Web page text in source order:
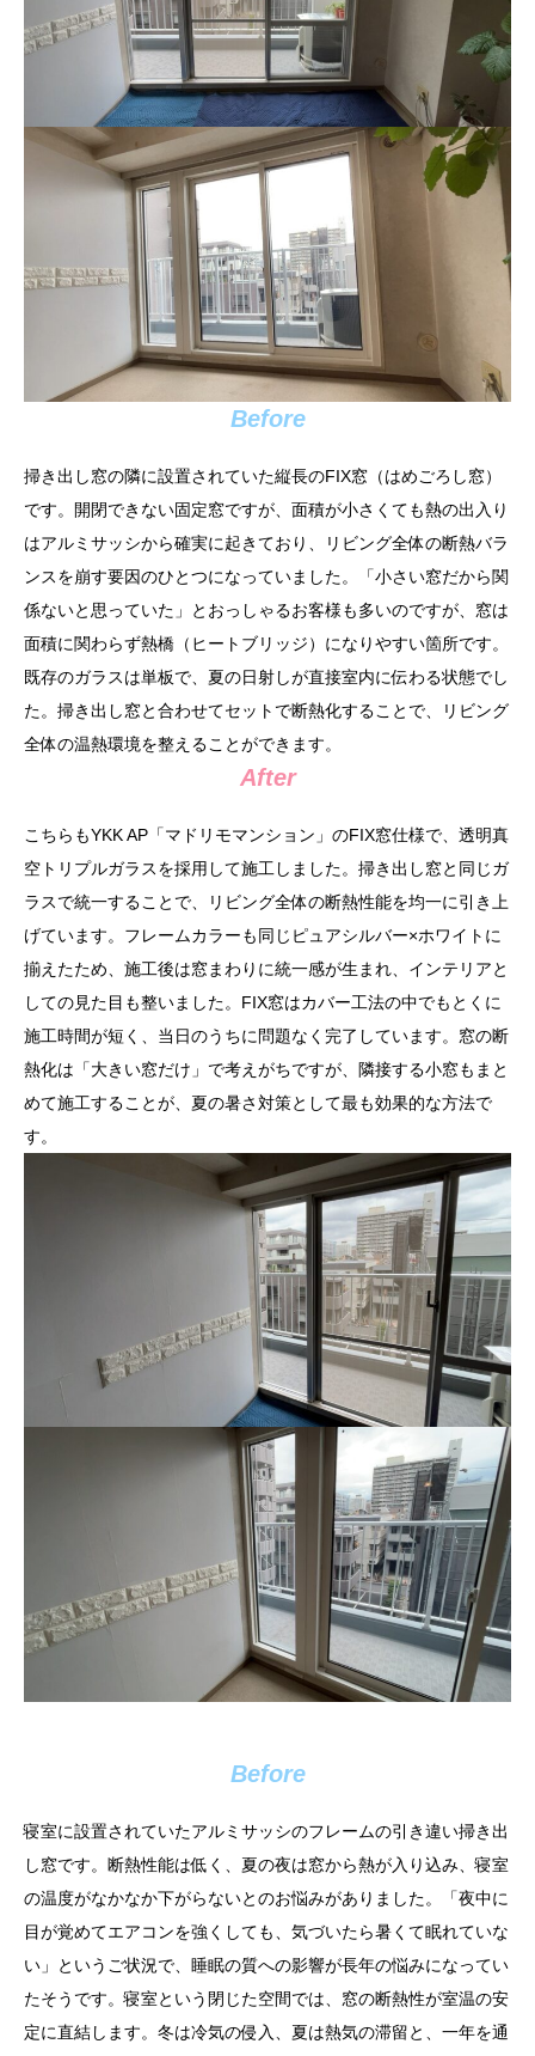
Before
掃き出し窓の隣に設置されていた縦長のFIX窓（はめごろし窓）
です。開閉できない固定窓ですが、面積が小さくても熱の出入り
はアルミサッシから確実に起きており、リビング全体の断熱バラ
ンスを崩す要因のひとつになっていました。「小さい窓だから関
係ないと思っていた」とおっしゃるお客様も多いのですが、窓は
面積に関わらず熱橋（ヒートブリッジ）になりやすい箇所です。
既存のガラスは単板で、夏の日射しが直接室内に伝わる状態でし
た。掃き出し窓と合わせてセットで断熱化することで、リビング
全体の温熱環境を整えることができます。
After
こちらもYKK AP「マドリモマンション」のFIX窓仕様で、透明真
空トリプルガラスを採用して施工しました。掃き出し窓と同じガ
ラスで統一することで、リビング全体の断熱性能を均一に引き上
げています。フレームカラーも同じピュアシルバー×ホワイトに
揃えたため、施工後は窓まわりに統一感が生まれ、インテリアと
しての見た目も整いました。FIX窓はカバー工法の中でもとくに
施工時間が短く、当日のうちに問題なく完了しています。窓の断
熱化は「大きい窓だけ」で考えがちですが、隣接する小窓もまと
めて施工することが、夏の暑さ対策として最も効果的な方法で
す。
Before
寝室に設置されていたアルミサッシのフレームの引き違い掃き出
し窓です。断熱性能は低く、夏の夜は窓から熱が入り込み、寝室
の温度がなかなか下がらないとのお悩みがありました。「夜中に
目が覚めてエアコンを強くしても、気づいたら暑くて眠れていな
い」というご状況で、睡眠の質への影響が長年の悩みになってい
たそうです。寝室という閉じた空間では、窓の断熱性が室温の安
定に直結します。冬は冷気の侵入、夏は熱気の滞留と、一年を通